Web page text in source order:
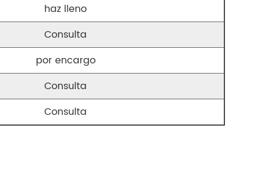
haz lleno
Consulta
por encargo
Consulta
Consulta